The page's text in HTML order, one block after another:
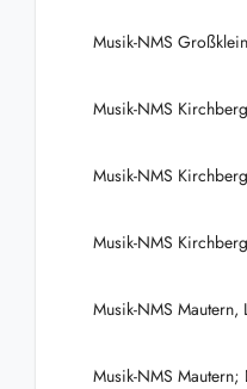
Musik-NMS
Musik-NMS
Musik-NMS
Musik-NMS
Musik-NMS Mautern,
Musik-NMS